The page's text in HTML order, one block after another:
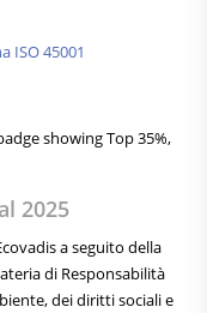
ISO 45001
2025
a seguito della
di Responsabilità
dei diritti sociali e